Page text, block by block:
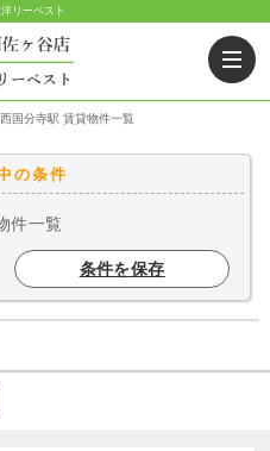
リーベスト
西国分寺駅 賃貸物件一覧
の条件
件一覧
条件を保存